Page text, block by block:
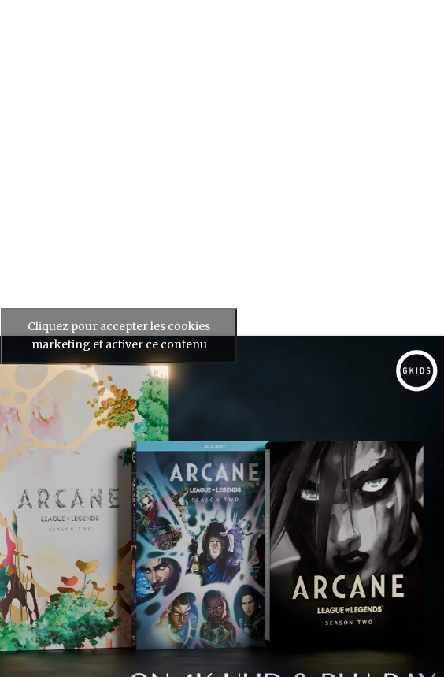
Cliquez pour accepter les cookies
marketing et activer ce contenu